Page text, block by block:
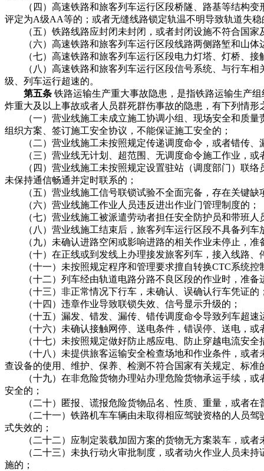
（四）高速铁路和旅客列车运行区段桥隧、路基等结构变
评定为A级AA等的；或者无缝线路锁定轨温不明导致轨道失
（五）铁路线路应封闭未封闭，或者封闭设施不符合国家
（六）高速铁路和旅客列车运行区段线路两侧路堑和山体
（七）高速铁路和旅客列车运行区段电力灯塔、灯桥、接
（八）高速铁路和旅客列车运行区段信号系统、与行车相
级、列车运行超速的。
第五条 铁路运输生产重大事故隐患，是指铁路运输生产
炸重大及以上事故或者人员群死群伤事故的隐患，有下列情形
（一）营业线施工未成立施工协调小组、现场安全和质量
组织方案、签订施工安全协议，不能保证施工安全的；
（二）营业线施工未按照规定传递调度命令，或者错传、
（三）营业线无计划、超范围、无调度命令施工作业，或
（四）营业线施工未按照规定设置驻站（调度部门）联络
未保持通信畅通并定时联系的；
（五）营业线施工信号联锁试验不全面完备，存在关键缺
（六）营业线施工作业人员违反进出作业门管理制度的；
（七）营业线施工被派遣劳动者担任安全防护员和带班人
（八）营业线施工结束后，旅客列车运行区段不具备列车
（九）未确认进路空闲或影响进路的相关作业未停止，准
（十）在正线或到发线上办理接发旅客列车，接入线路、
（十一）未按照规定程序和管理要求擅自转换CTC系统控
（十二）列车经由轨道电路分路不良区段的作业时，准备
（十三）非正常情况下行车，未确认、误确认行车凭证的
（十四）违章作业导致联锁失效、信号显示升级的；
（十五）漏发、错发、漏传、错传调度命令导致列车超速
（十六）未确认接触网停、送电条件，错误停、送电，或
（十七）未按照规定做好防止感应电、防止穿越电流安全
（十八）未提供旅客运输安全检查场地和作业条件，或者
查设备的使用、维护、保养、检测不符合国家有关规定、标准
（十九）在非危险货物办理站办理危险货物承运手续，或
安全的；
（二十）匿报、谎报危险货物品名、性质、重量，或者在
（二十一）铁路机车车辆由未取得相应驾驶资格的人员驾
式失效的；
（二十二）应制定装载加固方案的货物无方案装车，或者
（二十三）未执行动火审批制度，或者动火作业人员未持
施的；